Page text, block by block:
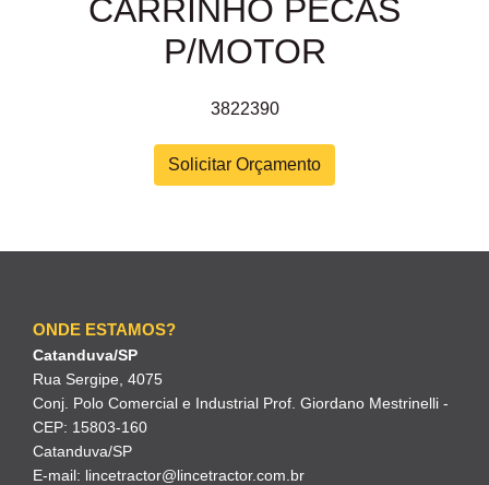
CARRINHO PECAS
P/MOTOR
3822390
Solicitar Orçamento
ONDE ESTAMOS?
Catanduva/SP
Rua Sergipe, 4075
Conj. Polo Comercial e Industrial Prof. Giordano Mestrinelli -
CEP: 15803-160
Catanduva/SP
E-mail: lincetractor@lincetractor.com.br